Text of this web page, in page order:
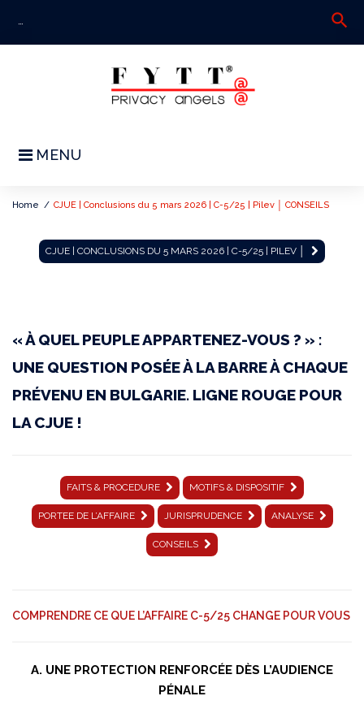
content
search
MENU
Home / CJUE | Conclusions du 5 mars 2026 | C-5/25 | Pilev │ CONSEILS
CJUE
du
mars
2026
5/25
CONSEILS
CJUE | CONCLUSIONS DU 5 MARS 2026 | C-5/25 | PILEV │
« À QUEL PEUPLE APPARTENEZ-VOUS ? » :
UNE QUESTION POSÉE À LA BARRE À CHAQUE
PRÉVENU EN BULGARIE. LIGNE ROUGE POUR
LA CJUE !
FAITS & PROCEDURE MOTIFS & DISPOSITIF
PORTEE DE L’AFFAIRE JURISPRUDENCE ANALYSE
CONSEILS
COMPRENDRE CE QUE L’AFFAIRE C-5/25 CHANGE POUR VOUS
A. UNE PROTECTION RENFORCÉE DÈS L’AUDIENCE
PÉNALE